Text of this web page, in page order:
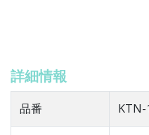
詳細情報
品番 KTN-